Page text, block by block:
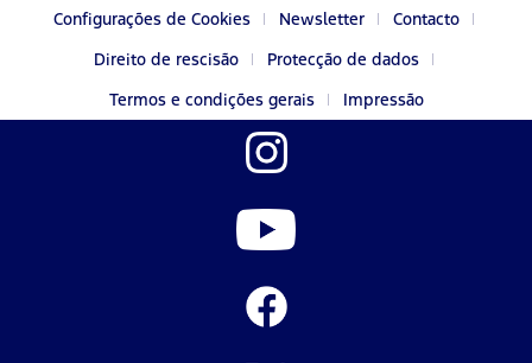
Configurações de Cookies Newsletter
Contacto
Direito de rescisão
Protecção de dados
Termos e condições gerais
Impressão